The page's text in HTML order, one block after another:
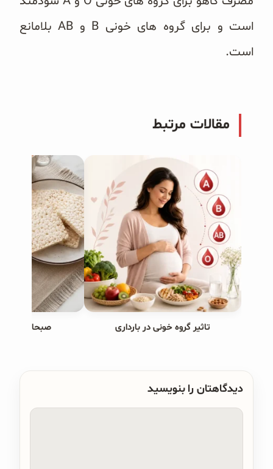
است و برای گروه های خونی B و AB بلامانع
است.
مقالات مرتبط
تاثیر گروه خونی در بارداری صبحانه های
دیدگاهتان را بنویسید